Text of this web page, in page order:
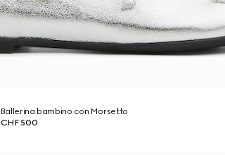
Ballerina bambino con Morsetto
CHF 500